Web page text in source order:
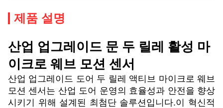
제품 설명
산업 업그레이드 문 두 릴레 활성 마
이크로 웨브 모션 센서
산업 업그레이드 도어 두 릴레 액티브 마이크로 웨브
모션 센서는 산업 도어 운영의 효율성과 안전을 향상
시키기 위해 설계된 최첨단 솔루션입니다.이 혁신적